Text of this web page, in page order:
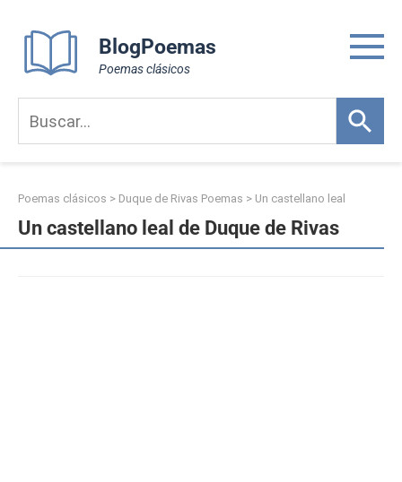
content
BlogPoemas
Poemas clásicos
Poemas clásicos > Duque de Rivas Poemas > Un castellano leal
Un castellano leal de Duque de Rivas